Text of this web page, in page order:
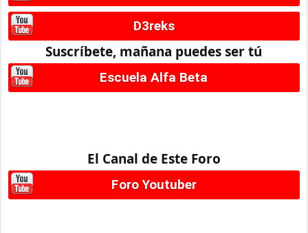
D3reks
Suscríbete, mañana puedes ser tú
Escuela Alfa Beta
El Canal de Este Foro
Foro Youtuber